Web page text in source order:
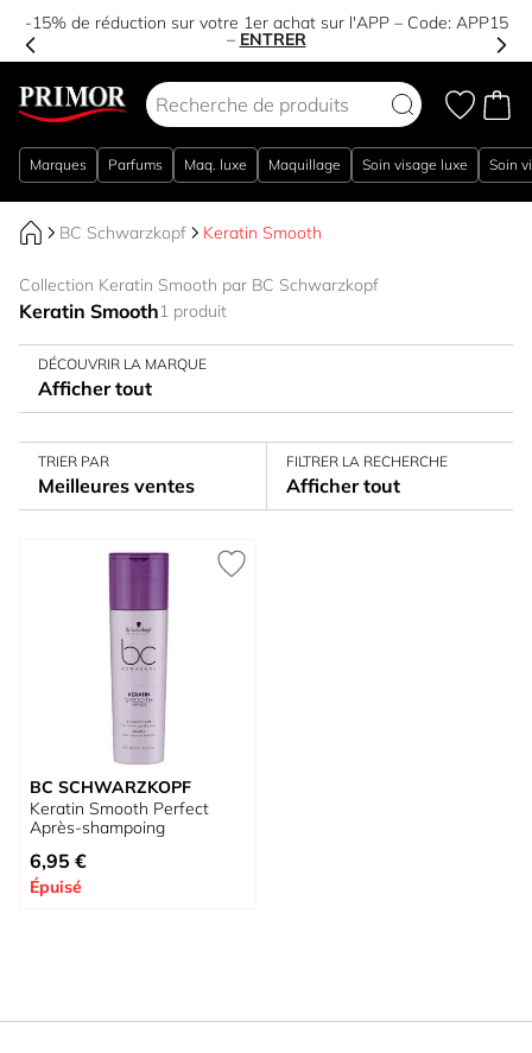
-15% de réduction sur votre 1er achat sur l'APP – Code: APP15
– ENTRER
Marques Parfums Maq. luxe Maquillage Soin visage luxe Soin
BC Schwarzkopf Keratin Smooth
Collection Keratin Smooth par BC Schwarzkopf
Keratin Smooth1 produit
DÉCOUVRIR LA MARQUE
Afficher tout
TRIER PAR
Meilleures ventes
FILTRER LA RECHERCHE
Afficher tout
BC SCHWARZKOPF
Keratin Smooth Perfect
Après-shampoing
6,95 €
Épuisé